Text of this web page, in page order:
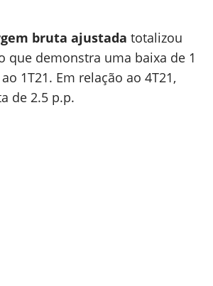
bruta ajustada totalizou
que demonstra uma baixa de 1
1T21. Em relação ao 4T21,
de 2.5 p.p.